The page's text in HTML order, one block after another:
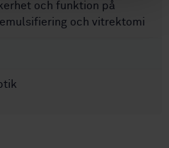
och funktion på
och vitrektomi